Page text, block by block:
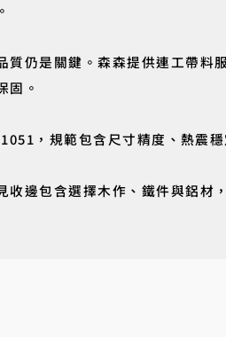
質仍是關鍵。森森提供連工帶
固。
，規範包含尺寸精度、熱震
邊包含選擇木作、鐵件與鋁材